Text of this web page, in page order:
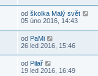
od školka Malý svět
05 úno 2016, 14:43
od PaMi
26 led 2016, 15:46
od Pilař
19 led 2016, 16:49